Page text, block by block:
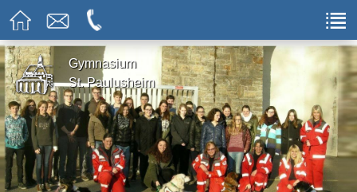
Gymnasium
St. Paulusheim